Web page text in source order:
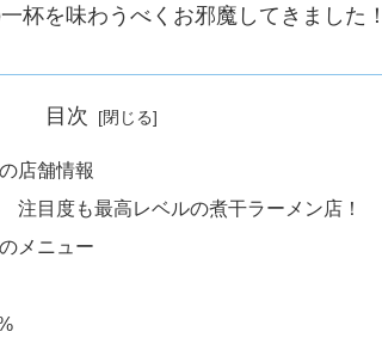
杯を味わうべくお邪魔してきました！
目次
店舗情報
注目度も最高レベルの煮干ラーメン店！
メニュー